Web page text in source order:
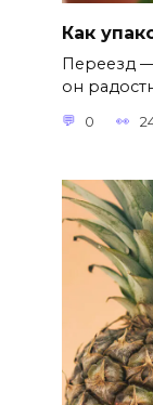
Как
Переезд —
он
0